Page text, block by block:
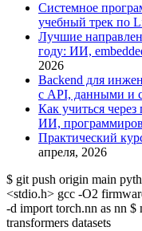
Системное
учебный трек по
Лучшие
году: ИИ,
2026
Backend для
с API, данными и
Как учиться
ИИ,
Практический
апреля, 2026
$ git push origin main
<stdio.h> gcc -O2
-d import torch.nn as nn $
transformers datasets